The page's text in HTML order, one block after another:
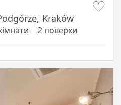
Kraków
2 поверхи